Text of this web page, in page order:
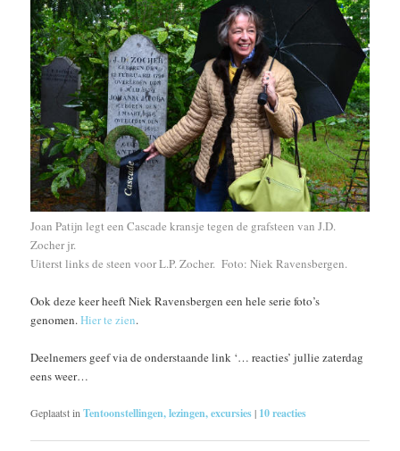
Joan Patijn legt een Cascade kransje tegen de grafsteen van J.D.
Zocher jr.
Uiterst links de steen voor L.P. Zocher. Foto: Niek Ravensbergen.
Ook deze keer heeft Niek Ravensbergen een hele serie foto’s
genomen.Hier te zien.
Deelnemers geef via de onderstaande link ‘… reacties’ jullie zaterdag
eens weer…
Geplaatst inTentoonstellingen, lezingen, excursies| 10reacties